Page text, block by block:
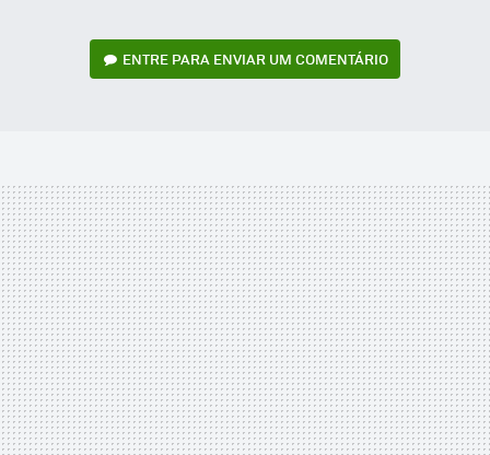
ENTRE PARA ENVIAR UM COMENTÁRIO